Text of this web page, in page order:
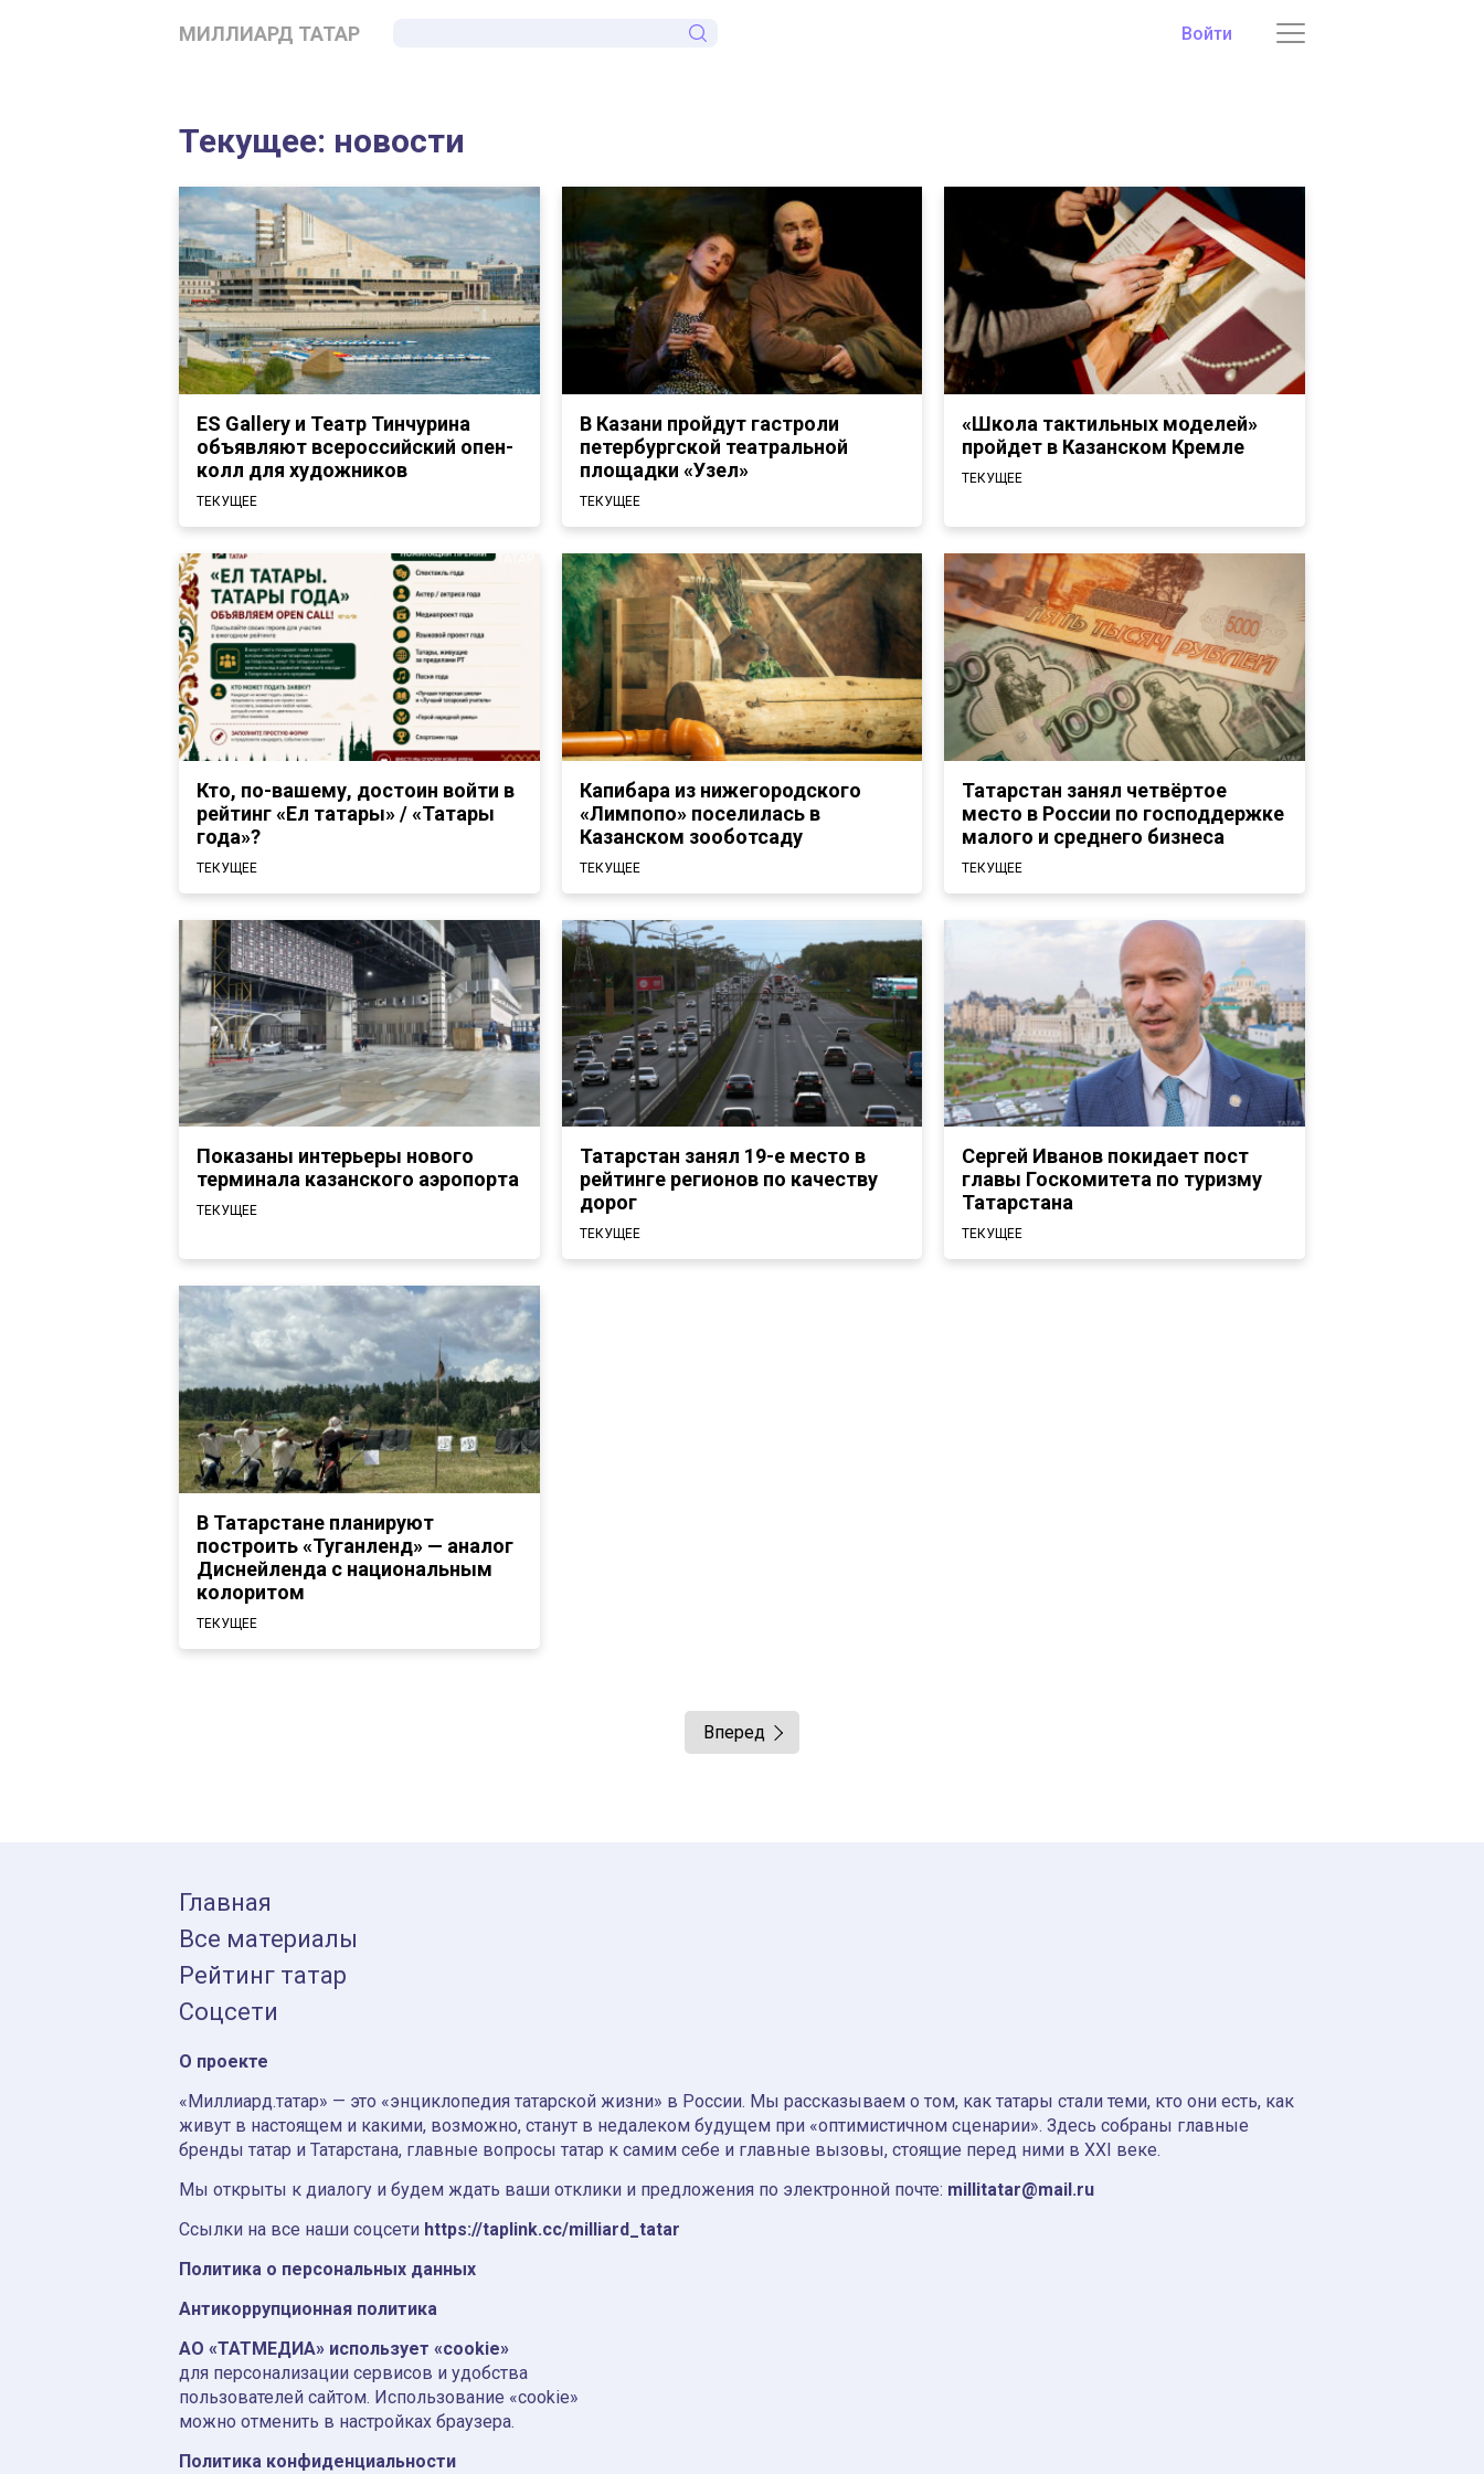
МИЛЛИАРД ТАТАР Войти
Текущее: новости
ES Gallery и Театр Тинчурина
объявляют всероссийский опен-
колл для художников
ТЕКУЩЕЕ
В Казани пройдут гастроли
петербургской театральной
площадки «Узел»
ТЕКУЩЕЕ
«Школа тактильных моделей»
пройдет в Казанском Кремле
ТЕКУЩЕЕ
Кто, по-вашему, достоин войти в
рейтинг «Ел татары» / «Татары
года»?
ТЕКУЩЕЕ
Капибара из нижегородского
«Лимпопо» поселилась в
Казанском зооботсаду
ТЕКУЩЕЕ
Татарстан занял четвёртое
место в России по господдержке
малого и среднего бизнеса
ТЕКУЩЕЕ
Показаны интерьеры нового
терминала казанского аэропорта
ТЕКУЩЕЕ
Татарстан занял 19-е место в
рейтинге регионов по качеству
дорог
ТЕКУЩЕЕ
Сергей Иванов покидает пост
главы Госкомитета по туризму
Татарстана
ТЕКУЩЕЕ
В Татарстане планируют
построить «Туганленд» — аналог
Диснейленда с национальным
колоритом
ТЕКУЩЕЕ
Вперед
Главная
Все материалы
Рейтинг татар
Соцсети
О проекте
«Миллиард.татар» — это «энциклопедия татарской жизни» в России. Мы рассказываем о том, как татары стали теми, кто они есть, как
живут в настоящем и какими, возможно, станут в недалеком будущем при «оптимистичном сценарии». Здесь собраны главные
бренды татар и Татарстана, главные вопросы татар к самим себе и главные вызовы, стоящие перед ними в XXI веке.
Мы открыты к диалогу и будем ждать ваши отклики и предложения по электронной почте: millitatar@mail.ru
Ссылки на все наши соцсети https://taplink.cc/milliard_tatar
Политика о персональных данных
Антикоррупционная политика
АО «ТАТМЕДИА» использует «cookie»
для персонализации сервисов и удобства
пользователей сайтом. Использование «cookie»
можно отменить в настройках браузера.
Политика конфиденциальности